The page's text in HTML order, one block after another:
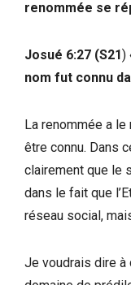
renommée se
Josué 6:27 (S21)
nom fut connu
La renommée a
être connu. Dans
clairement que le
dans le fait que
réseau social,
Je voudrais dire à